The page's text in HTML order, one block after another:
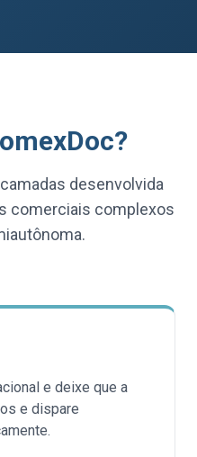
desenvolvida
comerciais complexos
e deixe que a
e dispare